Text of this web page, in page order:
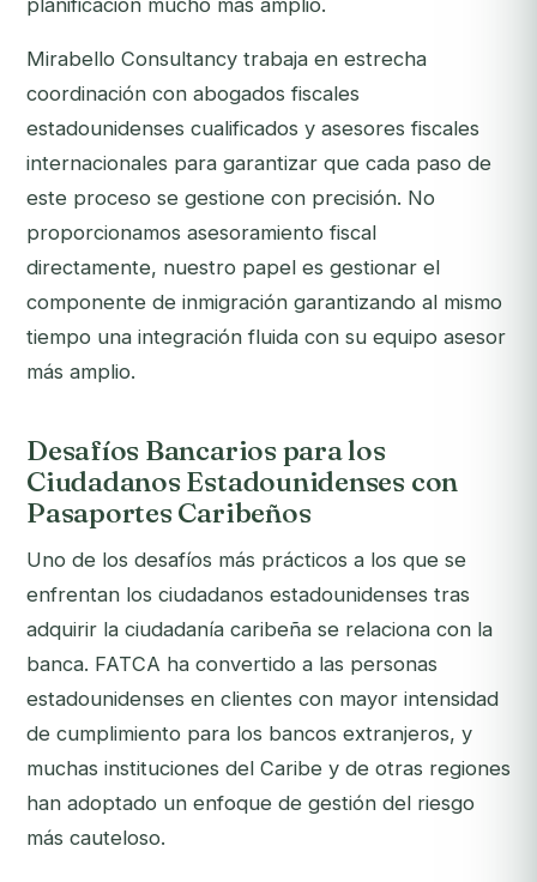
planificación mucho más amplio.
Mirabello Consultancy trabaja en estrecha
coordinación con abogados fiscales
estadounidenses cualificados y asesores fiscales
internacionales para garantizar que cada paso de
este proceso se gestione con precisión. No
proporcionamos asesoramiento fiscal
directamente, nuestro papel es gestionar el
componente de inmigración garantizando al mismo
tiempo una integración fluida con su equipo asesor
más amplio.
Desafíos Bancarios para los
Ciudadanos Estadounidenses con
Pasaportes Caribeños
Uno de los desafíos más prácticos a los que se
enfrentan los ciudadanos estadounidenses tras
adquirir la ciudadanía caribeña se relaciona con la
banca. FATCA ha convertido a las personas
estadounidenses en clientes con mayor intensidad
de cumplimiento para los bancos extranjeros, y
muchas instituciones del Caribe y de otras regiones
han adoptado un enfoque de gestión del riesgo
más cauteloso.